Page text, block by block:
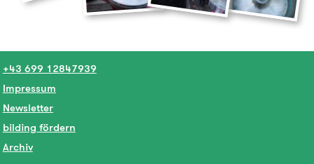
+43 699 12847939
Impressum
Newsletter
bilding fördern
Archiv